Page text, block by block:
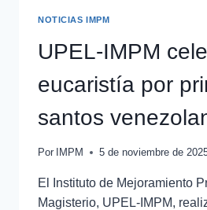
NOTICIAS IMPM
UPEL-IMPM
eucaristía por
santos
Por IMPM 5 de noviembre de
El Instituto de Mejoramiento
Magisterio, UPEL-IMPM,